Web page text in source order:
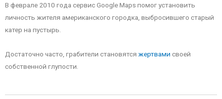
В феврале 2010 года сервис Google Maps помог установить
личность жителя американского городка, выбросившего старый
катер на пустырь.
Достаточно часто, грабители становятся жертвами своей
собственной глупости.